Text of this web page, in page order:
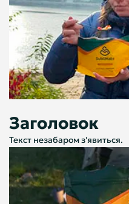
Заголовок
Текст незабаром з'явиться.